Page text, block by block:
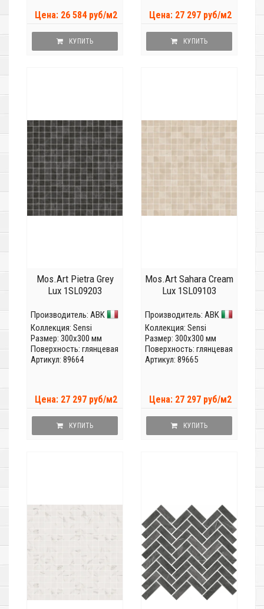
Цена: 26 584 руб/м2
КУПИТЬ
Цена: 27 297 руб/м2
КУПИТЬ
Mos.Art Pietra Grey
Lux 1SL09203
Производитель: ABK
Коллекция: Sensi
Размер: 300x300 мм
Поверхность: глянцевая
Артикул: 89664
Цена: 27 297 руб/м2
КУПИТЬ
Mos.Art Sahara Cream
Lux 1SL09103
Производитель: ABK
Коллекция: Sensi
Размер: 300x300 мм
Поверхность: глянцевая
Артикул: 89665
Цена: 27 297 руб/м2
КУПИТЬ